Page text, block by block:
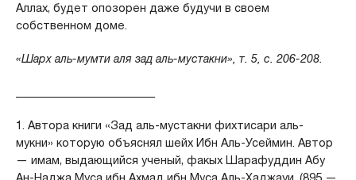
Аллах, будет опозорен даже будучи в своем
собственном доме.
«Шарх аль-мумти аля зад аль-мустакни», т. 5, с. 206-208.
1. Автора книги «Зад аль-мустакни фихтисари аль-
мукни» которую объяснял шейх Ибн Аль-Усеймин. Автор
— имам, выдающийся ученый, факых Шарафуддин Абу